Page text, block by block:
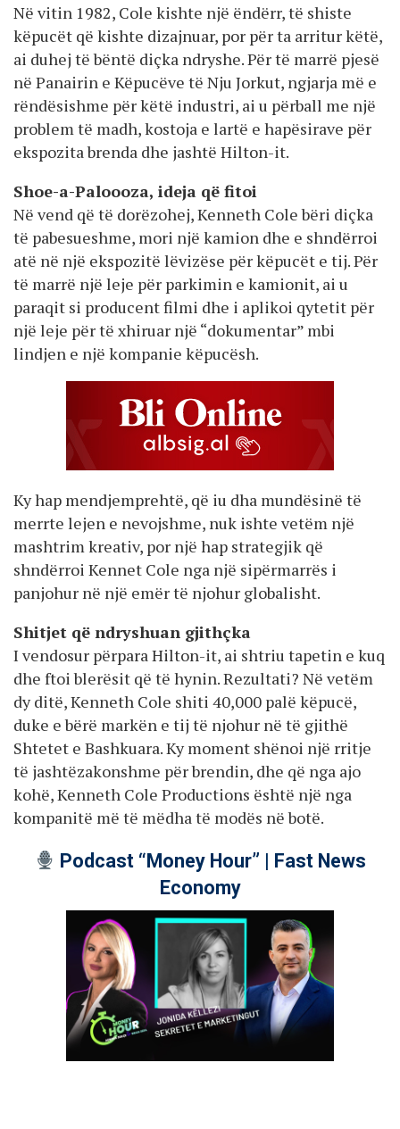
Në vitin 1982, Cole kishte një ëndërr, të shiste
këpucët që kishte dizajnuar, por për ta arritur këtë,
ai duhej të bëntë diçka ndryshe. Për të marrë pjesë
në Panairin e Këpucëve të Nju Jorkut, ngjarja më e
rëndësishme për këtë industri, ai u përball me një
problem të madh, kostoja e lartë e hapësirave për
ekspozita brenda dhe jashtë Hilton-it.
Shoe-a-Paloooza, ideja që fitoi
Në vend që të dorëzohej, Kenneth Cole bëri diçka
të pabesueshme, mori një kamion dhe e shndërroi
atë në një ekspozitë lëvizëse për këpucët e tij. Për
të marrë një leje për parkimin e kamionit, ai u
paraqit si producent filmi dhe i aplikoi qytetit për
një leje për të xhiruar një “dokumentar” mbi
lindjen e një kompanie këpucësh.
Ky hap mendjemprehtë, që iu dha mundësinë të
merrte lejen e nevojshme, nuk ishte vetëm një
mashtrim kreativ, por një hap strategjik që
shndërroi Kennet Cole nga një sipërmarrës i
panjohur në një emër të njohur globalisht.
Shitjet që ndryshuan gjithçka
I vendosur përpara Hilton-it, ai shtriu tapetin e kuq
dhe ftoi blerësit që të hynin. Rezultati? Në vetëm
dy ditë, Kenneth Cole shiti 40,000 palë këpucë,
duke e bërë markën e tij të njohur në të gjithë
Shtetet e Bashkuara. Ky moment shënoi një rritje
të jashtëzakonshme për brendin, dhe që nga ajo
kohë, Kenneth Cole Productions është një nga
kompanitë më të mëdha të modës në botë.
Podcast “Money Hour” | Fast News
Economy